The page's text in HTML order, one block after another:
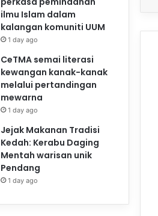
ilmu Islam dalam
kalangan komuniti UUM
1 day ago
CeTMA semai literasi
kewangan kanak-kanak
melalui pertandingan
mewarna
1 day ago
Jejak Makanan Tradisi
Kedah: Kerabu Daging
Mentah warisan unik
Pendang
1 day ago